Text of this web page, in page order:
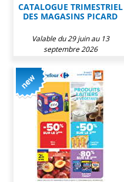
CATALOGUE TRIMESTRIEL
DES MAGASINS PICARD
Valable du 29 juin au 13
septembre 2026